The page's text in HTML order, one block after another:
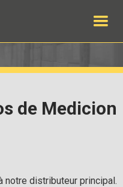
de Medicion
notre distributeur principal.